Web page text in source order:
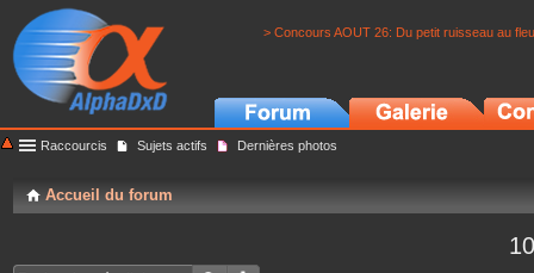
> Concours AOUT 26: Du petit ruisseau au
Raccourcis Sujets actifs Dernières photos
Accueil du forum